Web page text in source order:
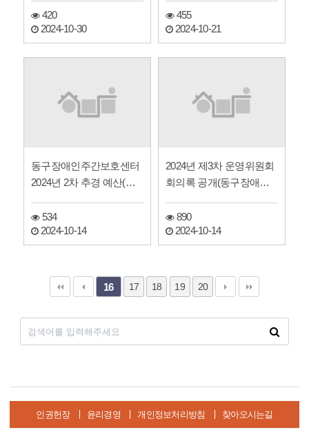
420
2024-10-30
455
2024-10-21
동구장애인주간보호센터
2024년 2차 추경 예산(안)
534
2024-10-14
2024년 제3차 운영위원회
회의록 공개(동구장애인
890
2024-10-14
16 17 18 19 20
인권헌장 윤리경영 개인정보처리방침 찾아오시는길